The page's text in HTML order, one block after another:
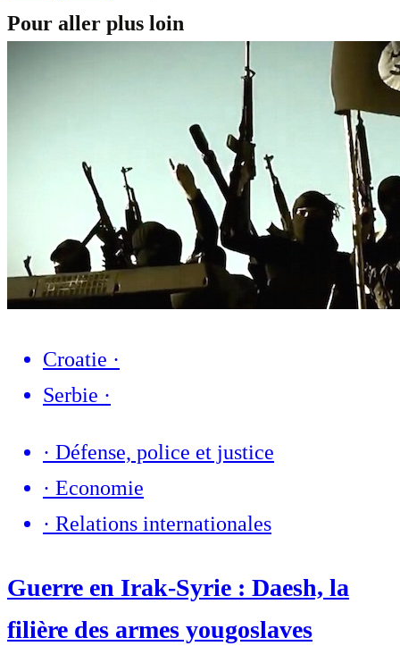
Pour aller plus loin
Croatie ·
Serbie ·
· Défense, police et justice
· Economie
· Relations internationales
Guerre en Irak-Syrie : Daesh, la
filière des armes yougoslaves